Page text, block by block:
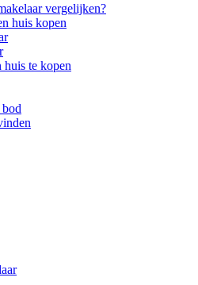
vergelijken?
huis kopen
huis te kopen